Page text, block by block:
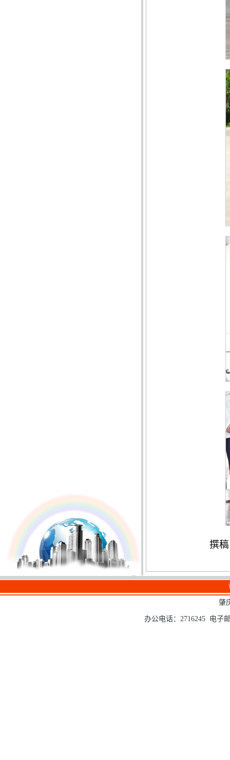
撰
肇
办公电话：2716245 电子